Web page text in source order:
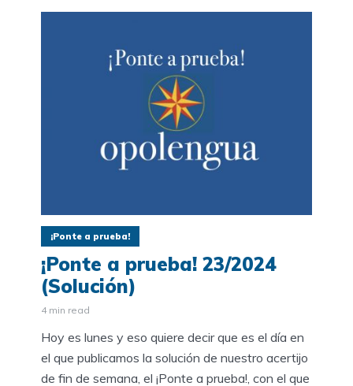
¡Ponte a prueba!
¡Ponte a prueba! 23/2024
(Solución)
4 min read
Hoy es lunes y eso quiere decir que es el día en
el que publicamos la solución de nuestro acertijo
de fin de semana, el ¡Ponte a prueba!, con el que